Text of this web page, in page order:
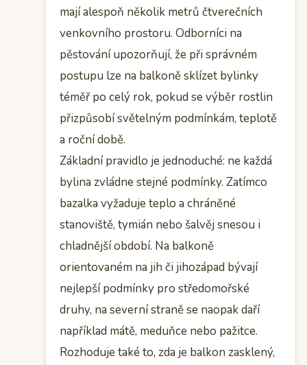
mají alespoň několik metrů čtverečních
venkovního prostoru. Odborníci na
pěstování upozorňují, že při správném
postupu lze na balkoně sklízet bylinky
téměř po celý rok, pokud se výběr rostlin
přizpůsobí světelným podmínkám, teplotě
a roční době.
Základní pravidlo je jednoduché: ne každá
bylina zvládne stejné podmínky. Zatímco
bazalka vyžaduje teplo a chráněné
stanoviště, tymián nebo šalvěj snesou i
chladnější období. Na balkoně
orientovaném na jih či jihozápad bývají
nejlepší podmínky pro středomořské
druhy, na severní straně se naopak daří
například mátě, meduňce nebo pažitce.
Rozhoduje také to, zda je balkon zasklený,